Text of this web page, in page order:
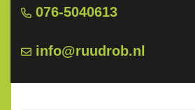
076-5040613
info@ruudrob.nl